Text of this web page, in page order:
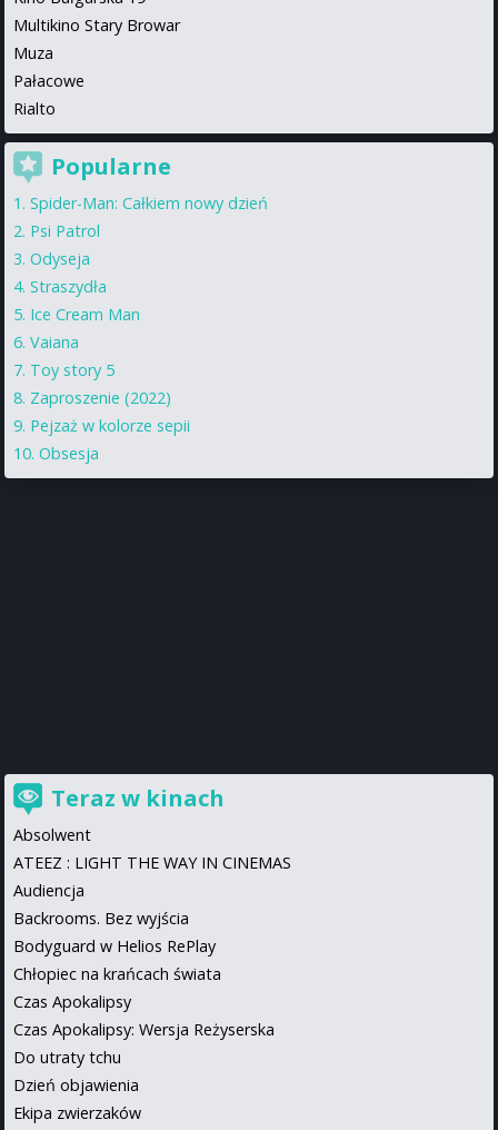
Multikino Stary Browar
Muza
Pałacowe
Rialto
Popularne
Spider-Man: Całkiem nowy dzień
Psi Patrol
Odyseja
Straszydła
Ice Cream Man
Vaiana
Toy story 5
Zaproszenie (2022)
Pejzaż w kolorze sepii
Obsesja
Teraz w kinach
Absolwent
ATEEZ : LIGHT THE WAY IN CINEMAS
Audiencja
Backrooms. Bez wyjścia
Bodyguard w Helios RePlay
Chłopiec na krańcach świata
Czas Apokalipsy
Czas Apokalipsy: Wersja Reżyserska
Do utraty tchu
Dzień objawienia
Ekipa zwierzaków